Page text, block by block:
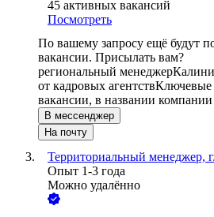
45 активных вакансий
Посмотреть
По вашему запросу ещё будут
вакансии. Присылать вам?
региональный менеджер
от кадровых агентствКлючевые
вакансии, в названии
В мессенджер
На почту
Территориальный менеджер,
Опыт 1-3 года
Можно удалённо